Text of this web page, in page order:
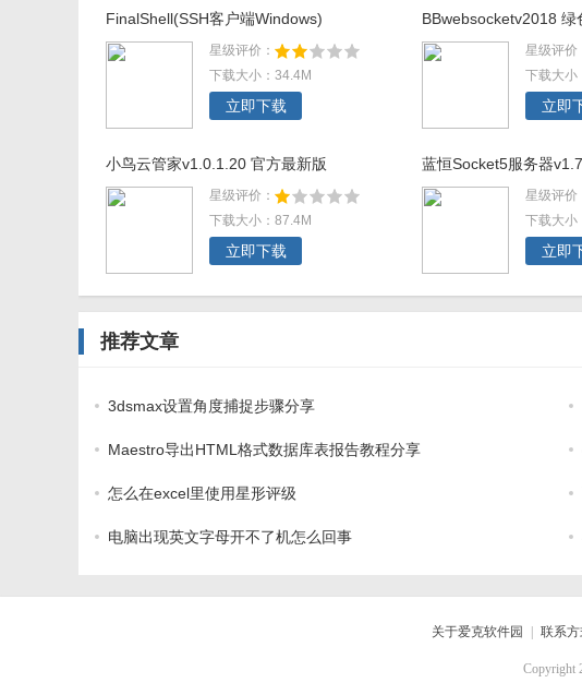
FinalShell(SSH客户端Windows)
星级评价：
下载大小：34.4M
立即下载
BBwebsocketv2018 绿
星级评价
下载大小
立即
小鸟云管家v1.0.1.20 官方最新版
星级评价：
下载大小：87.4M
立即下载
蓝恒Socket5服务器
星级评价
下载大小
立即
推荐文章
3dsmax设置角度捕捉步骤分享
Maestro导出HTML格式数据库表报告教程分享
怎么在excel里使用星形评级
电脑出现英文字母开不了机怎么回事
关于爱克软件园 联系
Copyright